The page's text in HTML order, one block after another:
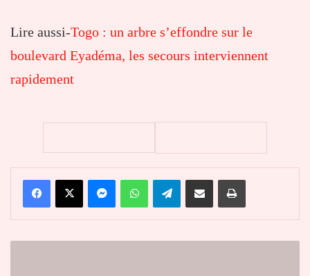
Lire aussi-Togo : un arbre s’effondre sur le
boulevard Eyadéma, les secours interviennent
rapidement
FacebookX MessengerWhatsAppTelegramPartager par email Imprimer